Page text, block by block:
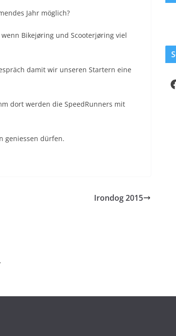
Jahr möglich?
Bikejøring und Scooterjøring viel
damit wir unseren Startern eine
dort werden die SpeedRunners mit
geniessen dürfen.
Irondog 2015